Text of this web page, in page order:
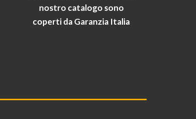
nostro catalogo sono
coperti da Garanzia Italia